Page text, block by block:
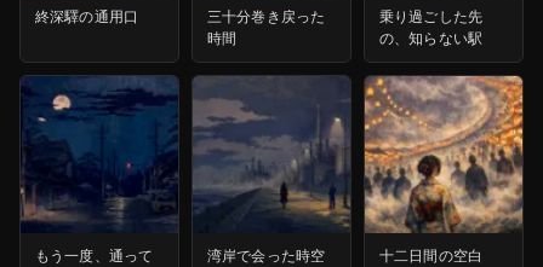
終深驛の通用口
三十分巻き戻った
時間
乗り過ごした先
の、知らない駅
もう一度、通って
湾岸で会った時空
十二日間の空白